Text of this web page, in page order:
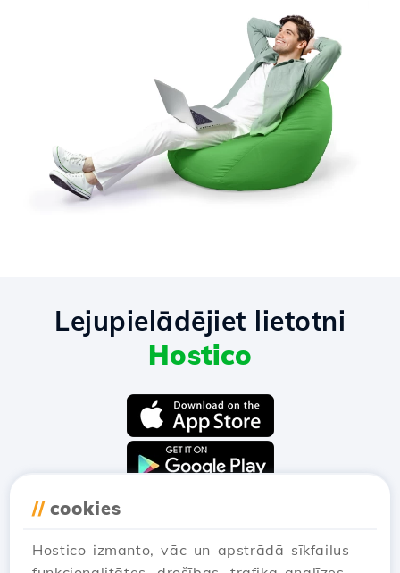
// cookies
Hostico izmanto, vāc un apstrādā sīkfailus
Lejupielādējiet lietotni
Hostico